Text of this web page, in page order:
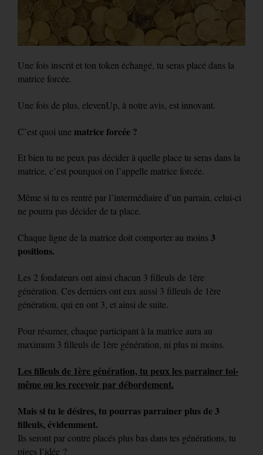
Une fois inscrit et ton token échangé, tu seras placé dans la
matrice forcée.
Une fois de plus, elevenUp, à notre avis, est innovant.
C’est quoi une matrice forcée ?
Et bien tu ne peux pas décider à quelle place tu seras dans la
matrice, c’est pourquoi on l’appelle matrice forcée.
Même si tu es rentré par l’intermédiaire d’un parrain, celui-ci
ne pourra pas décider de ta place.
Chaque ligne de la matrice doit comporter au moins3
positions.
Les 2 fondateurs ont ainsi chacun 3 filleuls de 1ère
génération. Ces derniers ont eux aussi 3 filleuls de 1ère
génération, qui en ont 3, et ainsi de suite.
Pour résumer, chaque participant à la matrice aura au
maximum 3 filleuls de 1ère génération, ni plus ni moins.
Les filleuls de 1ère génération, tu peux les parrainer toi-
même ou les recevoir par débordement.
Mais si tu le désires, tu pourras parrainer plus de 3
filleuls, évidemment.
Ils seront par contre placés plus bas dans tes générations, tu
piges l’idée ?